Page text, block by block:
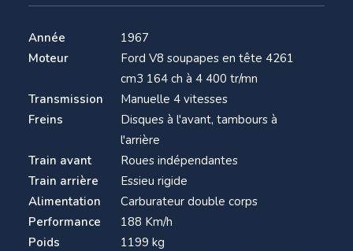
Année
1967
Moteur
Ford V8 soupapes en tête 4261
cm3 164 ch à 4 400 tr/mn
Transmission
Manuelle 4 vitesses
Freins
Disques à l'avant, tambours à
l'arrière
Train avant
Roues indépendantes
Train arrière
Essieu rigide
Alimentation
Carburateur double corps
Performance
188 Km/h
Poids
1199 kg